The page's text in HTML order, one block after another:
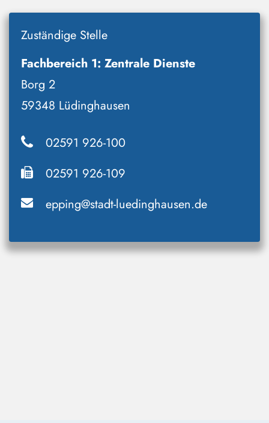
Zuständige Stelle
Fachbereich 1: Zentrale Dienste
Borg 2
59348 Lüdinghausen
02591 926-100
02591 926-109
epping@stadt-luedinghausen.de